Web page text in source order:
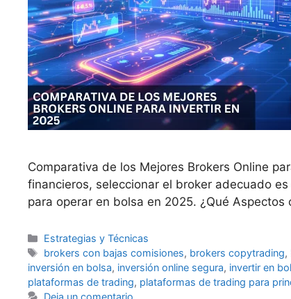
Comparativa de los Mejores Brokers Online
financieros, seleccionar el broker adecuado
para operar en bolsa en 2025. ¿Qué
Categorías
Estrategias y Técnicas
Etiquetas
brokers con bajas comisiones, brokers copytrading,
inversión en bolsa, inversión online segura, invertir en
plataformas de trading, plataformas de trading para